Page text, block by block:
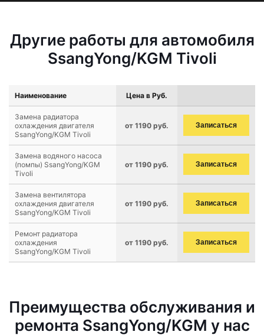
Другие работы для автомобиля
SsangYong/KGM Tivoli
Наименование Цена в Руб.
Замена радиатора
охлаждения двигателя
SsangYong/KGM Tivoli
от 1190 руб. Записаться
Замена водяного насоса
(помпы) SsangYong/KGM
Tivoli
от 1190 руб. Записаться
Замена вентилятора
охлаждения двигателя
SsangYong/KGM Tivoli
от 1190 руб. Записаться
Ремонт радиатора
охлаждения
SsangYong/KGM Tivoli
от 1190 руб. Записаться
Преимущества обслуживания и
ремонта SsangYong/KGM у нас